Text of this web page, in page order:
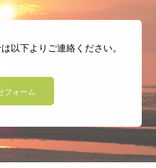
以下よりご連絡ください。
フォーム